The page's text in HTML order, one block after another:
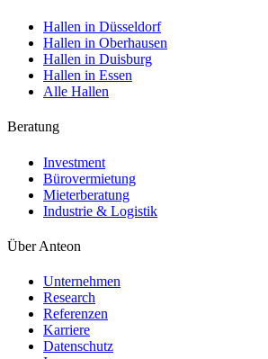
Hallen in Düsseldorf
Hallen in Oberhausen
Hallen in Duisburg
Hallen in Essen
Alle Hallen
Beratung
Investment
Bürovermietung
Mieterberatung
Industrie & Logistik
Über Anteon
Unternehmen
Research
Referenzen
Karriere
Datenschutz